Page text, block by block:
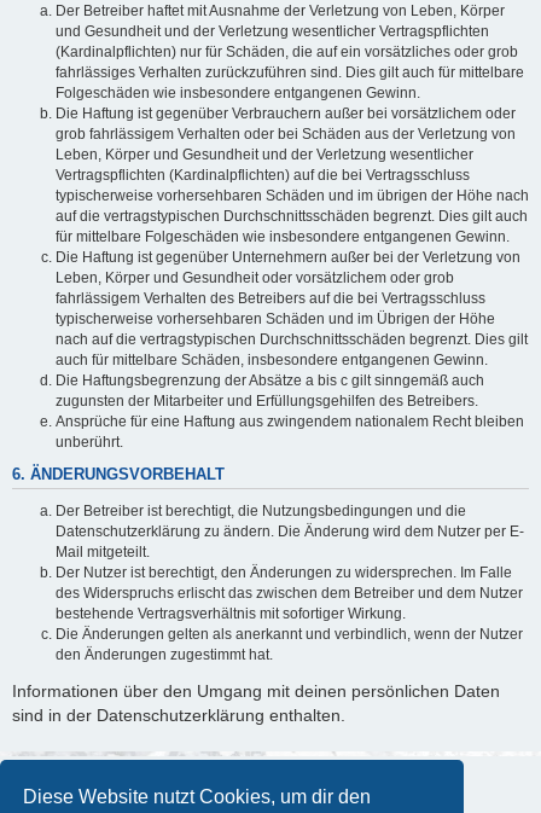
Diese Website nutzt Cookies, um dir den
Der Betreiber haftet mit Ausnahme der Verletzung von Leben, Körper
und Gesundheit und der Verletzung wesentlicher Vertragspflichten
(Kardinalpflichten) nur für Schäden, die auf ein vorsätzliches oder grob
fahrlässiges Verhalten zurückzuführen sind. Dies gilt auch für mittelbare
Folgeschäden wie insbesondere entgangenen Gewinn.
Die Haftung ist gegenüber Verbrauchern außer bei vorsätzlichem oder
grob fahrlässigem Verhalten oder bei Schäden aus der Verletzung von
Leben, Körper und Gesundheit und der Verletzung wesentlicher
Vertragspflichten (Kardinalpflichten) auf die bei Vertragsschluss
typischerweise vorhersehbaren Schäden und im übrigen der Höhe nach
auf die vertragstypischen Durchschnittsschäden begrenzt. Dies gilt auch
für mittelbare Folgeschäden wie insbesondere entgangenen Gewinn.
Die Haftung ist gegenüber Unternehmern außer bei der Verletzung von
Leben, Körper und Gesundheit oder vorsätzlichem oder grob
fahrlässigem Verhalten des Betreibers auf die bei Vertragsschluss
typischerweise vorhersehbaren Schäden und im Übrigen der Höhe
nach auf die vertragstypischen Durchschnittsschäden begrenzt. Dies gilt
auch für mittelbare Schäden, insbesondere entgangenen Gewinn.
Die Haftungsbegrenzung der Absätze a bis c gilt sinngemäß auch
zugunsten der Mitarbeiter und Erfüllungsgehilfen des Betreibers.
Ansprüche für eine Haftung aus zwingendem nationalem Recht bleiben
unberührt.
6. ÄNDERUNGSVORBEHALT
Der Betreiber ist berechtigt, die Nutzungsbedingungen und die
Datenschutzerklärung zu ändern. Die Änderung wird dem Nutzer per E-
Mail mitgeteilt.
Der Nutzer ist berechtigt, den Änderungen zu widersprechen. Im Falle
des Widerspruchs erlischt das zwischen dem Betreiber und dem Nutzer
bestehende Vertragsverhältnis mit sofortiger Wirkung.
Die Änderungen gelten als anerkannt und verbindlich, wenn der Nutzer
den Änderungen zugestimmt hat.
Informationen über den Umgang mit deinen persönlichen Daten
sind in der Datenschutzerklärung enthalten.